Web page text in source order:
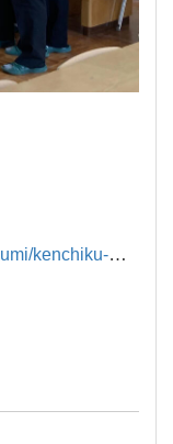
kenchiku-
kenchiku-